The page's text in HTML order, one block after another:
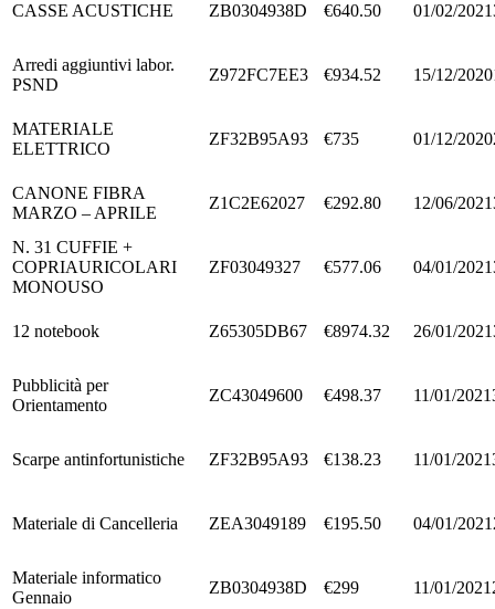
CASSE ACUSTICHE ZB0304938D €640.50 01/02/
Arredi aggiuntivi labor.
PSND
Z972FC7EE3 €934.52 15/12/
MATERIALE
ELETTRICO
ZF32B95A93 €735 01/12/
CANONE FIBRA
MARZO – APRILE
Z1C2E62027 €292.80 12/06/
N. 31 CUFFIE +
COPRIAURICOLARI
MONOUSO
ZF03049327 €577.06 04/01/
12 notebook Z65305DB67 €8974.32 26/01/
Pubblicità per
Orientamento
ZC43049600 €498.37 11/01/
Scarpe antinfortunistiche ZF32B95A93 €138.23 11/01/
Materiale di Cancelleria ZEA3049189 €195.50 04/01/
Materiale informatico
Gennaio
ZB0304938D €299 11/01/